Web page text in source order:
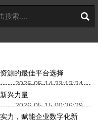
源的最佳平台选择
2026-05-14 23:12:24
兴力量
2026-05-15 00:36:29
力，赋能企业数字化新